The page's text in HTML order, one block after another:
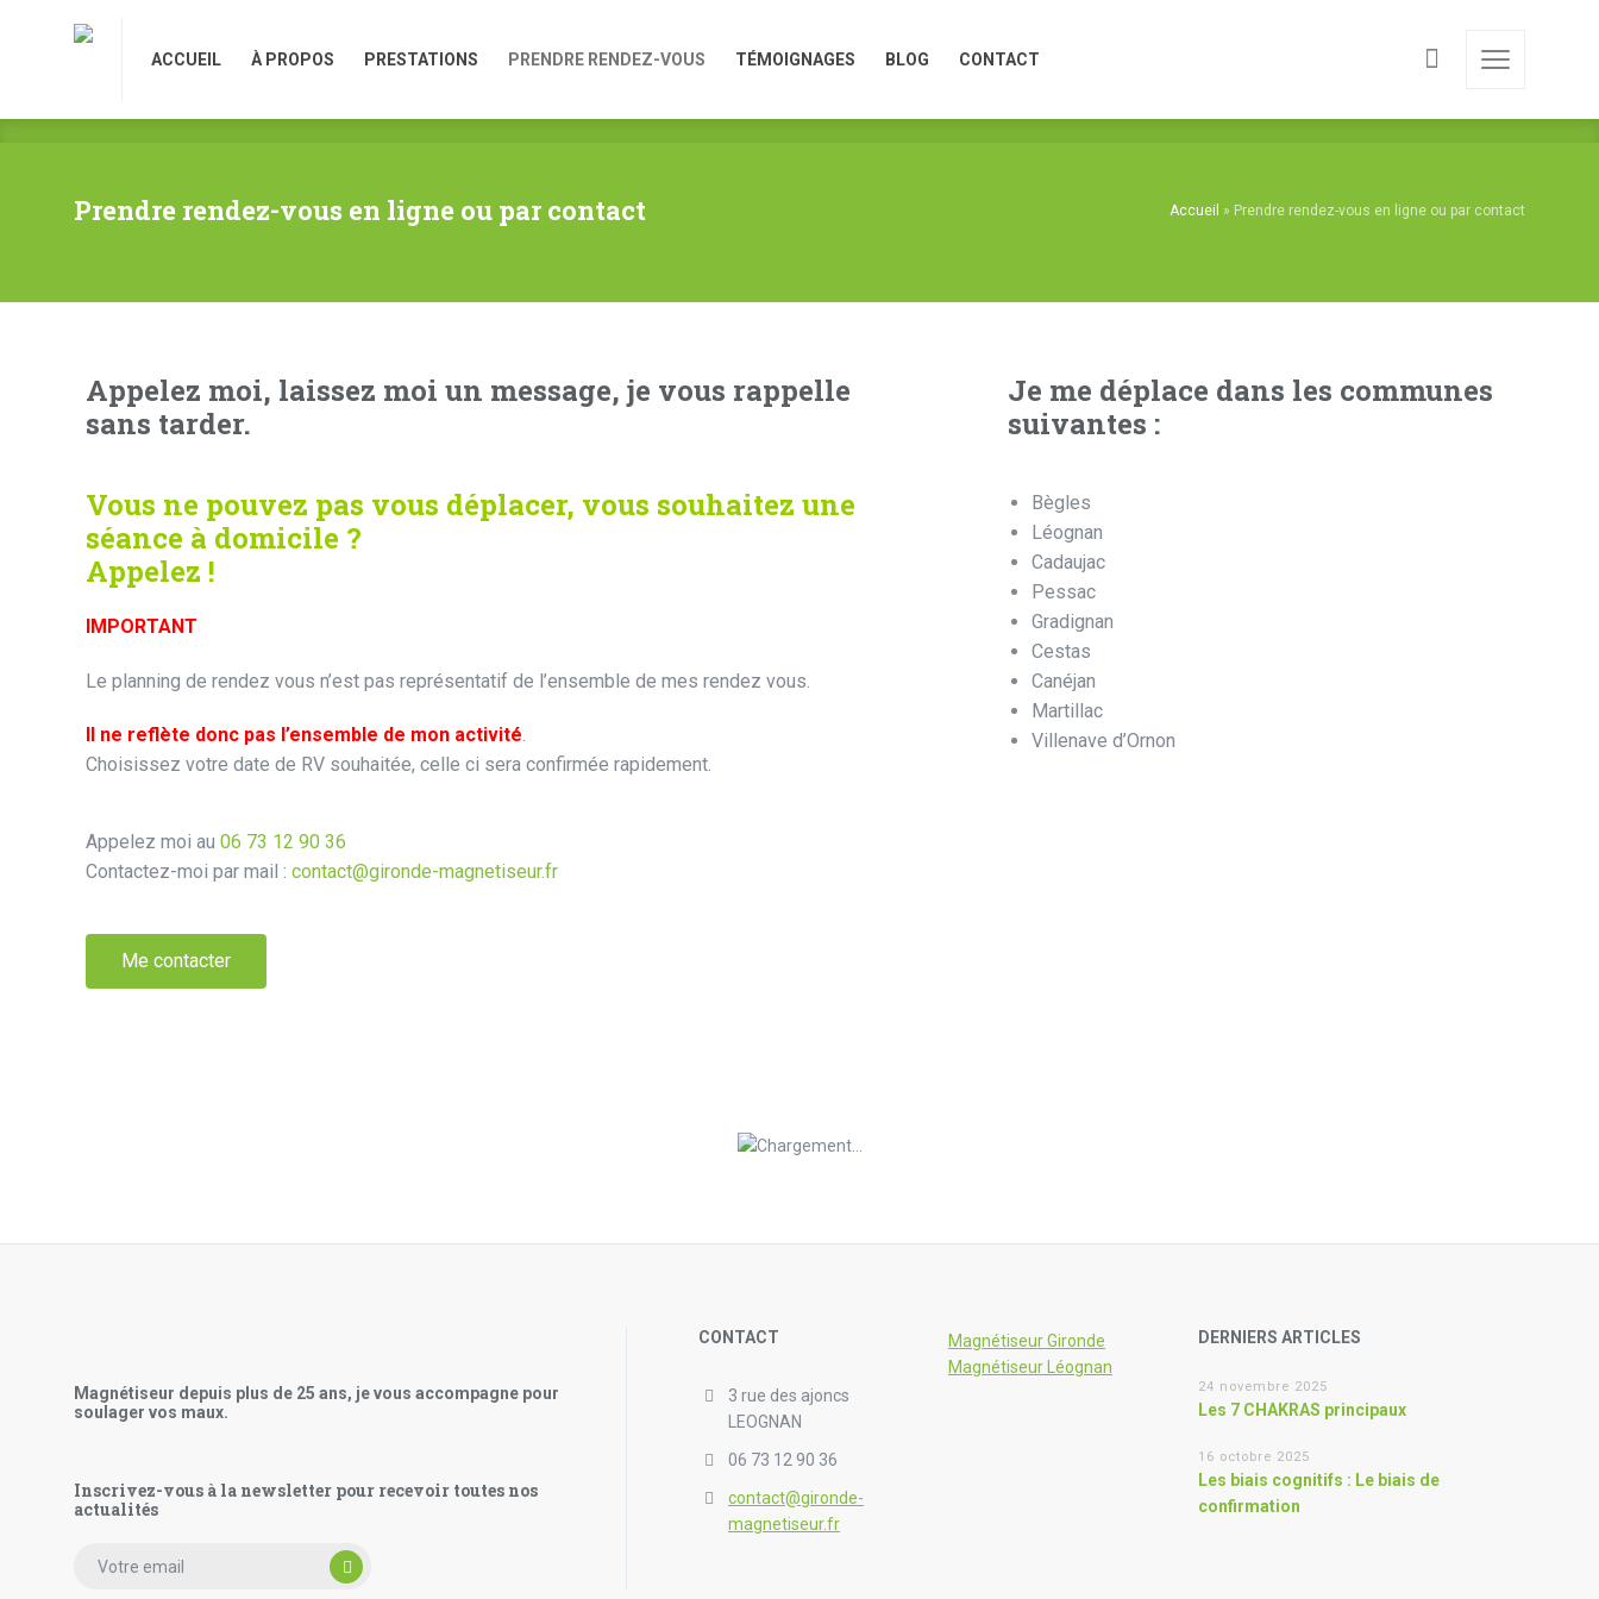
ACCUEIL À PROPOS PRESTATIONS PRENDRE RENDEZ-VOUS TÉMOIGNAGES BLOG CONTACT
Prendre rendez-vous en ligne ou par contact Accueil » Prendre rendez-vous en ligne ou par contact
Appelez moi, laissez moi un message, je vous rappelle
sans tarder.
Vous ne pouvez pas vous déplacer, vous souhaitez une
séance à domicile ?
Appelez !
IMPORTANT
Le planning de rendez vous n’est pas représentatif de l’ensemble de mes rendez vous.
Il ne reflète donc pas l’ensemble de mon activité.
Choisissez votre date de RV souhaitée, celle ci sera confirmée rapidement.
Appelez moi au 06 73 12 90 36
Contactez-moi par mail : contact@gironde-magnetiseur.fr
Me contacter
Je me déplace dans les communes
suivantes :
Bègles
Léognan
Cadaujac
Pessac
Gradignan
Cestas
Canéjan
Martillac
Villenave d’Ornon
Magnétiseur depuis plus de 25 ans, je vous accompagne pour
soulager vos maux.
Inscrivez-vous à la newsletter pour recevoir toutes nos
actualités
CONTACT
3 rue des ajoncs
LEOGNAN
06 73 12 90 36
contact@gironde-
magnetiseur.fr
Magnétiseur Gironde
Magnétiseur Léognan
DERNIERS ARTICLES
24 novembre 2025
Les 7 CHAKRAS principaux
16 octobre 2025
Les biais cognitifs : Le biais de
confirmation